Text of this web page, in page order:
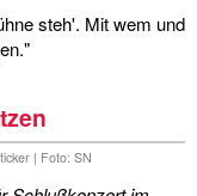
steh'. Mit wem und
| Foto: SN